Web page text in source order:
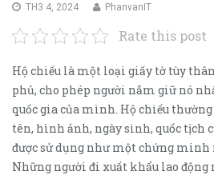
TH3 4, 2024 PhanvanIT
Rate this post
Hộ chiếu là một loại giấy tờ tùy
phủ, cho phép người nắm giữ nó
quốc gia của mình. Hộ chiếu
tên, hình ảnh, ngày sinh, quốc tịch
được sử dụng như một chứng minh
Những người đi xuất khẩu lao động